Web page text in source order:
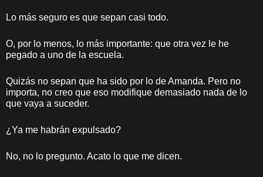
Lo más seguro es que sepan casi todo.
O, por lo menos, lo más importante: que otra vez le he
pegado a uno de la escuela.
Quizás no sepan que ha sido por lo de Amanda. Pero no
importa, no creo que eso modifique demasiado nada de lo
que vaya a suceder.
¿Ya me habrán expulsado?
No, no lo pregunto. Acato lo que me dicen.